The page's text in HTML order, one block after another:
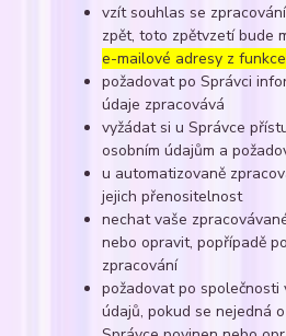
vzít souhlas se
zpět, toto zpětvzetí bude
e-mailové adresy z
požadovat po Správci
údaje zpracovává
vyžádat si u Správce
osobním údajům a
u automatizovaně
jejich přenositelnost
nechat vaše
nebo opravit, popřípadě
zpracování
požadovat po společnosti
údajů, pokud se nejedná